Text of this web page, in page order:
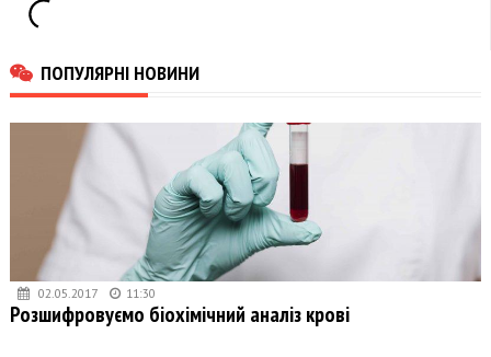
ПОПУЛЯРНІ НОВИНИ
02.05.2017 11:30
Розшифровуємо біохімічний аналіз крові